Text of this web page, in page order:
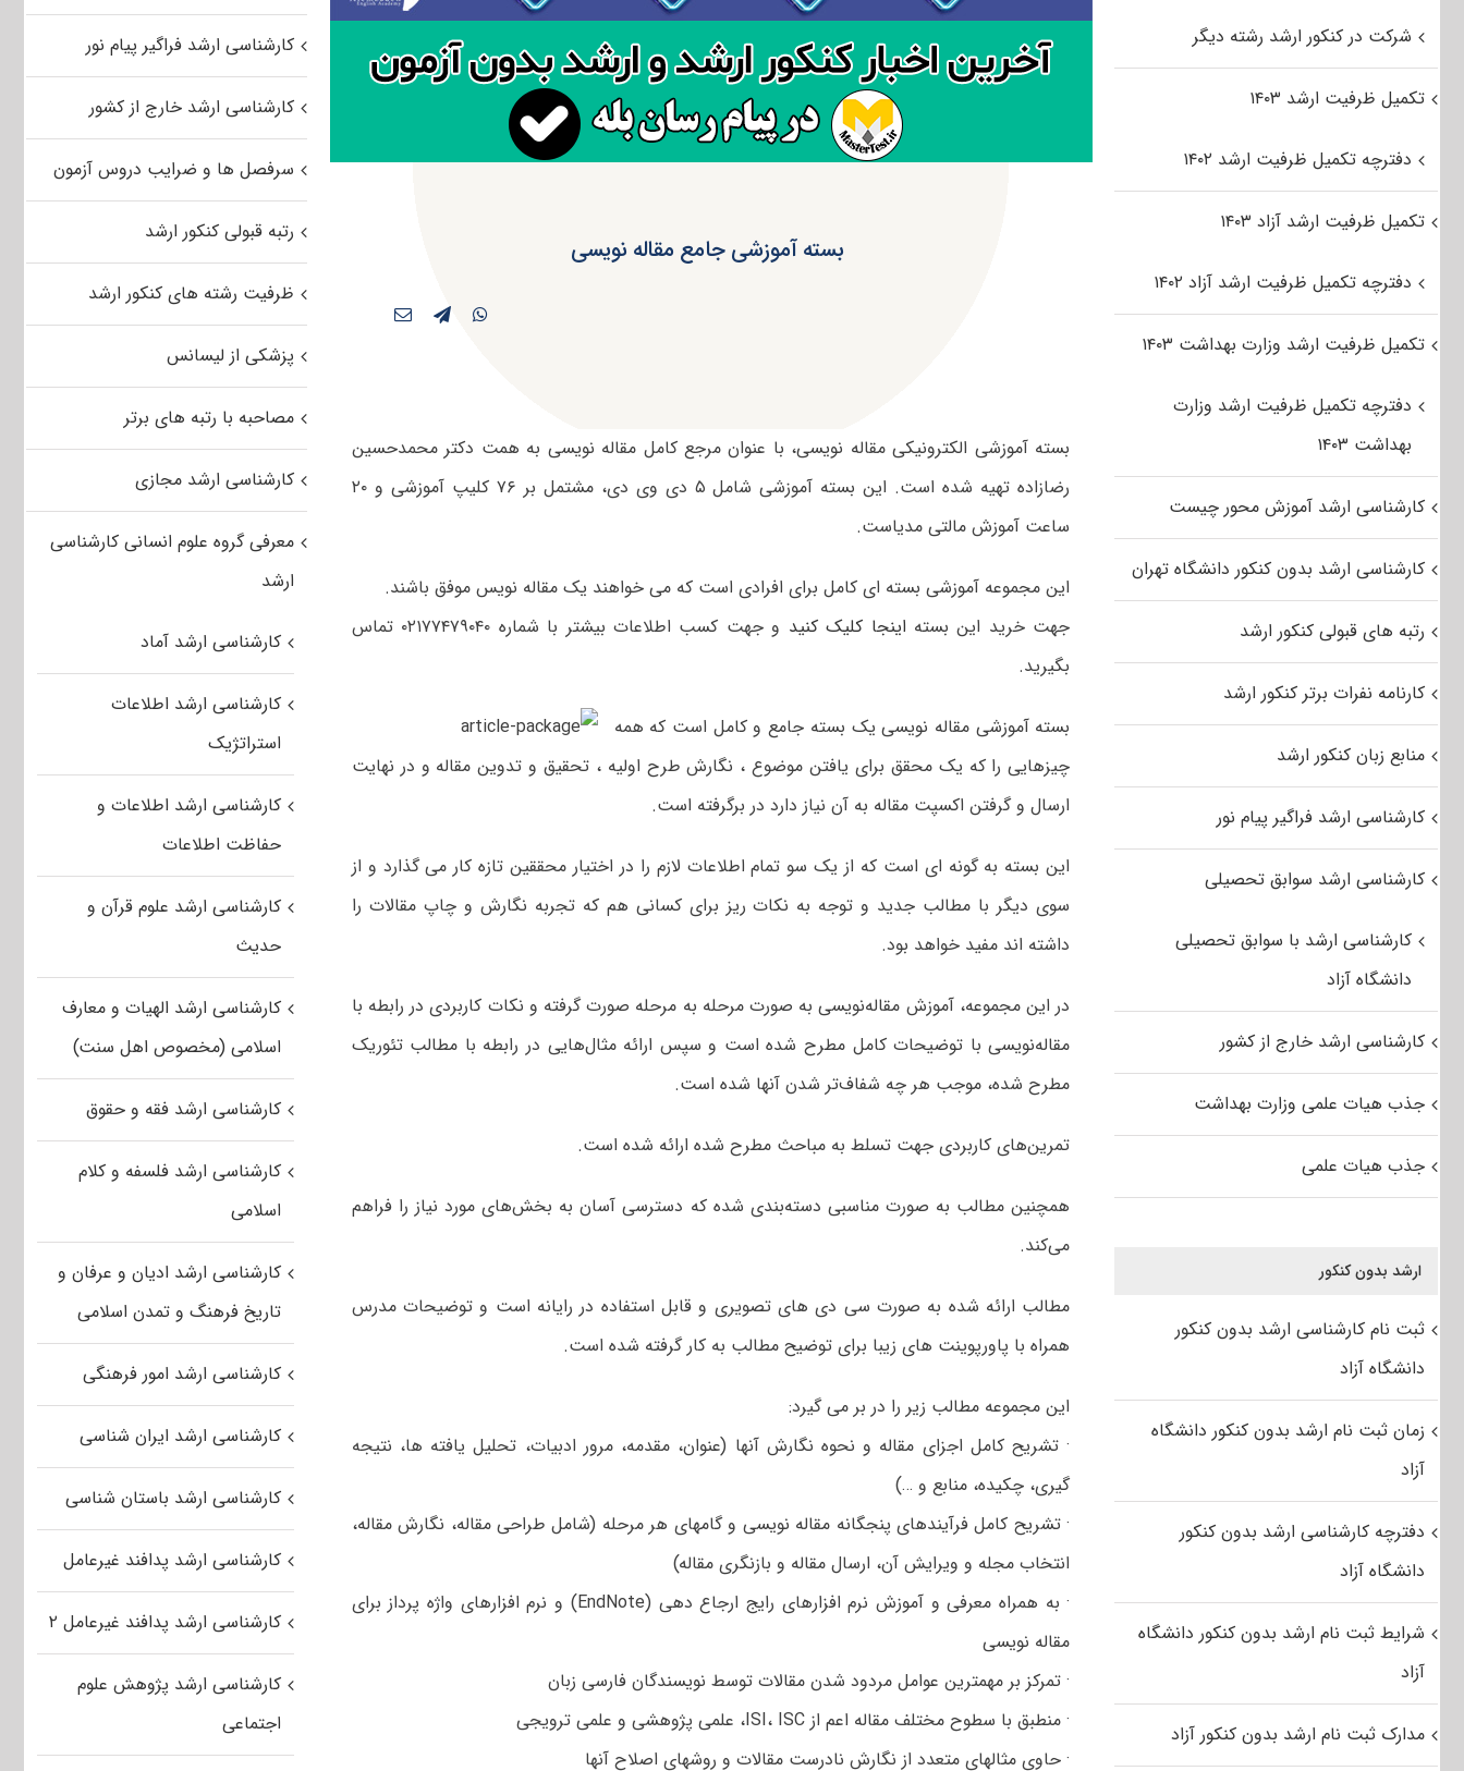
بسته آموزشی جامع مقاله نویسی
بسته آموزشی الکترونیکی مقاله نویسی، با عنوان مرجع کامل مقاله نویسی به همت دکتر محمدحسین
رضازاده تهیه شده است. این بسته آموزشی شامل ۵ دی وی دی، مشتمل بر ۷۶ کلیپ آموزشی و ۲۰
ساعت آموزش مالتی مدیاست.
این مجموعه آموزشی بسته ای کامل برای افرادی است که می خواهند یک مقاله نویس موفق باشند.
جهت خرید این بسته اینجا کلیک کنید
و جهت کسب اطلاعات بیشتر با شماره ۰۲۱۷۷۴۷۹۰۴۰ تماس
بگیرید.
بسته آموزشی مقاله نویسی یک بسته جامع و کامل است که همه
چیزهایی را که یک محقق برای یافتن موضوع ، نگارش طرح اولیه ، تحقیق و تدوین مقاله و در نهایت
ارسال و گرفتن اکسپت مقاله به آن نیاز دارد در برگرفته است.
این بسته به گونه ای است که از یک سو تمام اطلاعات لازم را در اختیار محققین تازه کار می گذارد و از
سوی دیگر با مطالب جدید و توجه به نکات ریز برای کسانی هم که تجربه نگارش و چاپ مقالات را
داشته اند مفید خواهد بود.
در این مجموعه، آموزش مقاله‌نویسی به صورت مرحله به مرحله صورت گرفته و نکات کاربردی در رابطه با
مقاله‌نویسی با توضیحات کامل مطرح شده است و سپس ارائه مثال‌هایی در رابطه با مطالب تئوریک
مطرح شده، موجب هر چه شفاف‌تر شدن آنها شده است.
تمرین‌های کاربردی جهت تسلط به مباحث مطرح شده ارائه شده است.
همچنین مطالب به صورت مناسبی دسته‌بندی شده که دسترسی آسان به بخش‌های مورد نیاز را فراهم
می‌کند.
مطالب ارائه شده به صورت سی دی های تصویری و قابل استفاده در رایانه است و توضیحات مدرس
همراه با پاورپوینت های زیبا برای توضیح مطالب به کار گرفته شده است.
این مجموعه مطالب زیر را در بر می گیرد:
· تشریح کامل اجزای مقاله و نحوه نگارش آنها (عنوان، مقدمه، مرور ادبیات، تحلیل یافته ها، نتیجه
گیری، چکیده، منابع و …)
· تشریح کامل فرآیندهای پنجگانه مقاله نویسی و گامهای هر مرحله (شامل طراحی مقاله، نگارش مقاله،
انتخاب مجله و ویرایش آن، ارسال مقاله و بازنگری مقاله)
· به همراه معرفی و آموزش نرم افزارهای رایج ارجاع دهی (EndNote) و نرم افزارهای واژه پرداز برای
مقاله نویسی
· تمرکز بر مهمترین عوامل مردود شدن مقالات توسط نویسندگان فارسی زبان
· منطبق با سطوح مختلف مقاله اعم از ISI، ISC، علمی پژوهشی و علمی ترویجی
· حاوی مثالهای متعدد از نگارش نادرست مقالات و روشهای اصلاح آنها
کارشناسی ارشد فراگیر پیام نور
کارشناسی ارشد خارج از کشور
سرفصل ها و ضرایب دروس آزمون
رتبه قبولی کنکور ارشد
ظرفیت رشته های کنکور ارشد
پزشکی از لیسانس
مصاحبه با رتبه های برتر
کارشناسی ارشد مجازی
معرفی گروه علوم انسانی کارشناسی
ارشد
کارشناسی ارشد آماد
کارشناسی ارشد اطلاعات
استراتژیک
کارشناسی ارشد اطلاعات و
حفاظت اطلاعات
کارشناسی ارشد علوم قرآن و
حدیث
کارشناسی ارشد الهیات و معارف
اسلامی (مخصوص اهل سنت)
کارشناسی ارشد فقه و حقوق
کارشناسی ارشد فلسفه و کلام
اسلامی
کارشناسی ارشد ادیان و عرفان و
تاریخ فرهنگ و تمدن اسلامی
کارشناسی ارشد امور فرهنگی
کارشناسی ارشد ایران شناسی
کارشناسی ارشد باستان شناسی
کارشناسی ارشد پدافند غیرعامل
کارشناسی ارشد پدافند غیرعامل ۲
کارشناسی ارشد پژوهش علوم
اجتماعی
شرکت در کنکور ارشد رشته دیگر
تکمیل ظرفیت ارشد ۱۴۰۳
دفترچه تکمیل ظرفیت ارشد ۱۴۰۲
تکمیل ظرفیت ارشد آزاد ۱۴۰۳
دفترچه تکمیل ظرفیت ارشد آزاد ۱۴۰۲
تکمیل ظرفیت ارشد وزارت بهداشت ۱۴۰۳
دفترچه تکمیل ظرفیت ارشد وزارت
بهداشت ۱۴۰۳
کارشناسی ارشد آموزش محور چیست
کارشناسی ارشد بدون کنکور دانشگاه تهران
رتبه های قبولی کنکور ارشد
کارنامه نفرات برتر کنکور ارشد
منابع زبان کنکور ارشد
کارشناسی ارشد فراگیر پیام نور
کارشناسی ارشد سوابق تحصیلی
کارشناسی ارشد با سوابق تحصیلی
دانشگاه آزاد
کارشناسی ارشد خارج از کشور
جذب هیات علمی وزارت بهداشت
جذب هیات علمی
ارشد بدون کنکور
ثبت نام کارشناسی ارشد بدون کنکور
دانشگاه آزاد
زمان ثبت نام ارشد بدون کنکور دانشگاه
آزاد
دفترچه کارشناسی ارشد بدون کنکور
دانشگاه آزاد
شرایط ثبت نام ارشد بدون کنکور دانشگاه
آزاد
مدارک ثبت نام ارشد بدون کنکور آزاد